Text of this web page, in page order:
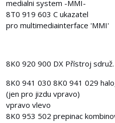
medialni system -MMI-
8T0 919 603 C ukazatel
pro multimediainterface 'MMI'
8K0 920 900 DX Přístroj
8K0 941 030 8K0 941 029
(jen pro jizdu vpravo)
vpravo vlevo
8K0 953 502 prepinac